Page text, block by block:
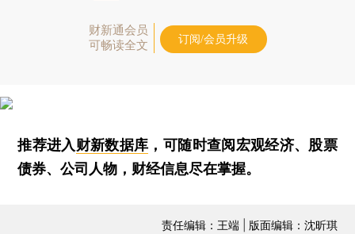
财新通会员
可畅读全文
订阅/会员升级
推荐进入财新数据库 ，可随时查阅宏观经济、股票
债券、公司人物，财经信息尽在掌握。
责任编辑：王端 | 版面编辑：沈昕琪